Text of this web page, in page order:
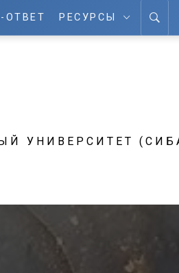
ОТВЕТ РЕСУРСЫ
УНИВЕРСИТЕТ